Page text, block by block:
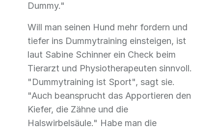
Dummy."
Will man seinen Hund mehr fordern und
tiefer ins Dummytraining einsteigen, ist
laut Sabine Schinner ein Check beim
Tierarzt und Physiotherapeuten sinnvoll.
"Dummytraining ist Sport", sagt sie.
"Auch beansprucht das Apportieren den
Kiefer, die Zähne und die
Halswirbelsäule." Habe man die